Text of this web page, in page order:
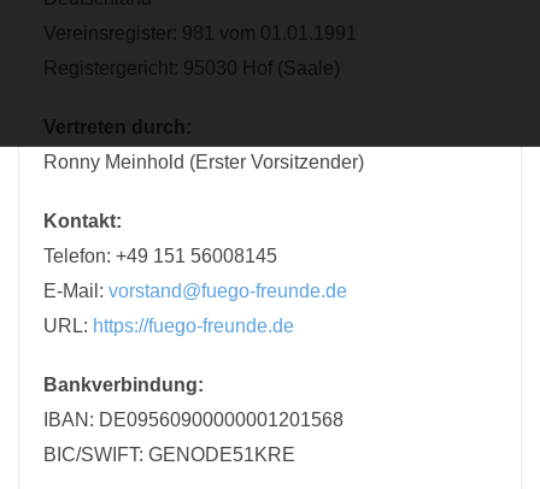
Vereinsregister: 981 vom 01.01.1991
Registergericht: 95030 Hof (Saale)
Vertreten durch:
Ronny Meinhold (Erster Vorsitzender)
Kontakt:
Telefon: +49 151 56008145
E-Mail: vorstand@fuego-freunde.de
URL: https://fuego-freunde.de
Bankverbindung:
IBAN: DE09560900000001201568
BIC/SWIFT: GENODE51KRE